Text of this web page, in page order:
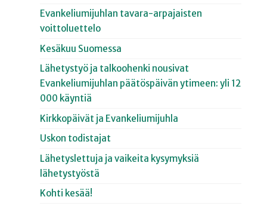
Evankeliumijuhlan tavara-arpajaisten
voittoluettelo
Kesäkuu Suomessa
Lähetystyö ja talkoohenki nousivat
Evankeliumijuhlan päätöspäivän ytimeen: yli 12
000 käyntiä
Kirkkopäivät ja Evankeliumijuhla
Uskon todistajat
Lähetyslettuja ja vaikeita kysymyksiä
lähetystyöstä
Kohti kesää!